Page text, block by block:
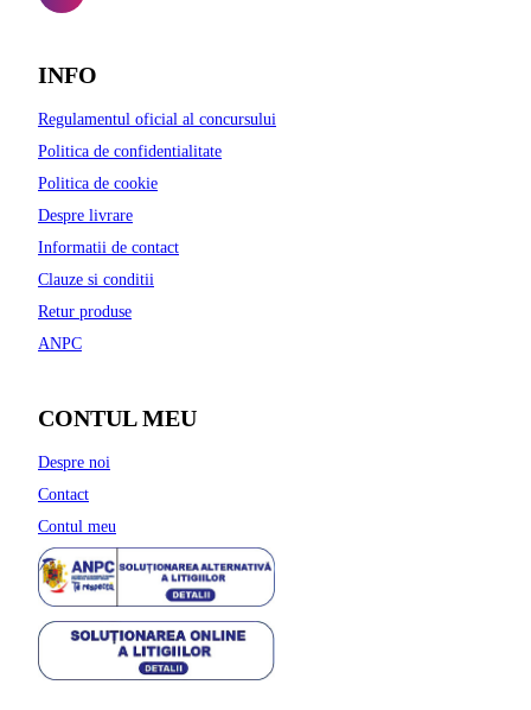
INFO
Regulamentul oficial al concursului
Politica de confidentialitate
Politica de cookie
Despre livrare
Informatii de contact
Clauze si conditii
Retur produse
ANPC
CONTUL MEU
Despre noi
Contact
Contul meu